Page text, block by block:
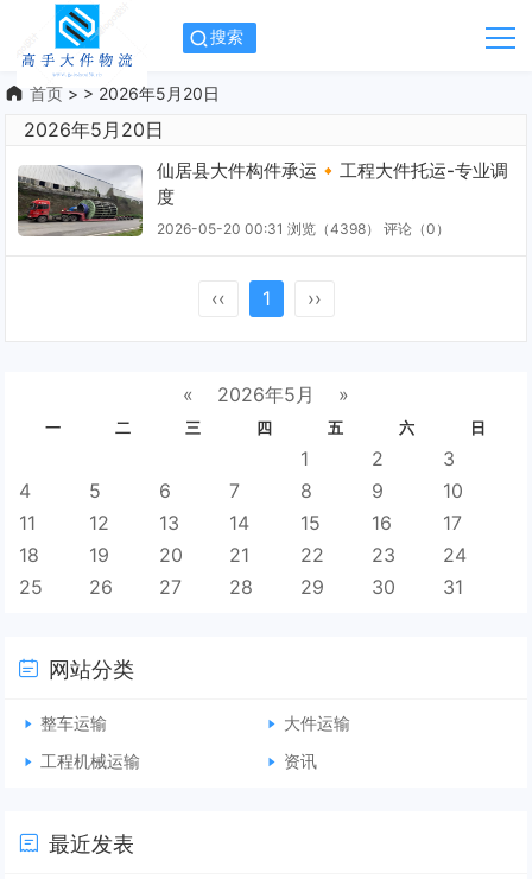
搜索
首页 > > 2026年5月20日
2026年5月20日
仙居县大件构件承运🔸工程大件托运-专业调
度
2026-05-20 00:31 浏览（4398） 评论（0 ）
‹‹ 1 ››
« 2026年5月 »
一 二 三 四 五 六 日
1 2
3
4
5 6 7 8 9
10
11
12 13 14 15 16
17
18
19 20 21 22 23
24
25
26 27 28 29 30 31
网站分类
整车运输
大件运输
工程机械运输
资讯
最近发表